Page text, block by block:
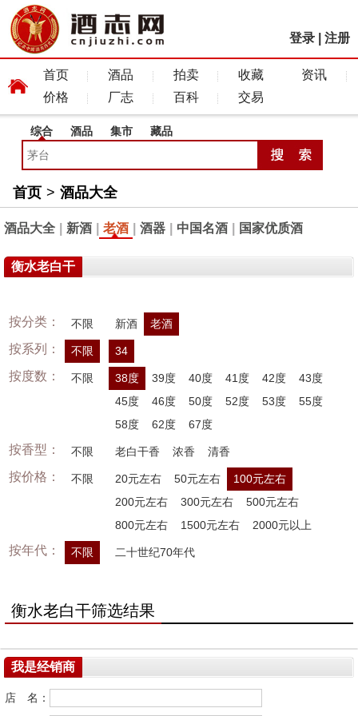
登录 注册
首页 酒品 拍卖 收藏
资讯
价格
厂志 百科 交易
综合 酒品 集市 藏品
首页 > 酒品大全
酒品大全 新酒 老酒 酒器 中国名酒 国家优质酒
衡水老白干
按分类： 不限 新酒 老酒
按系列： 不限 34
按度数： 不限 38度 39度 40度 41度 42度
43度
45度
46度 50度 52度 53度
55度
58度
62度 67度
按香型： 不限 老白干香 浓香 清香
按价格： 不限 20元左右 50元左右
100元左右
200元左右
300元左右
500元左右
800元左右
1500元左右 2000元以上
按年代： 不限 二十世纪70年代
衡水老白干筛选结果
我是经销商
店 名：